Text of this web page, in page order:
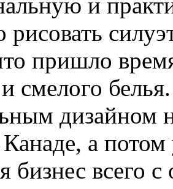
рисовать
пришло
смелого
дизайном
Канаде, а
бизнес всего